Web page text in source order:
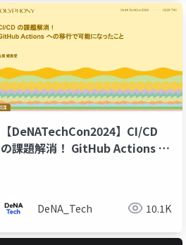
【DeNATechCon2024】CI/CD
の課題解消！ GitHub Actions へ
DeNA_Tech 10.1K